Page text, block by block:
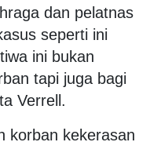
dan pelatnas
seperti ini
ini bukan
tapi juga bagi
Verrell.
korban kekerasan